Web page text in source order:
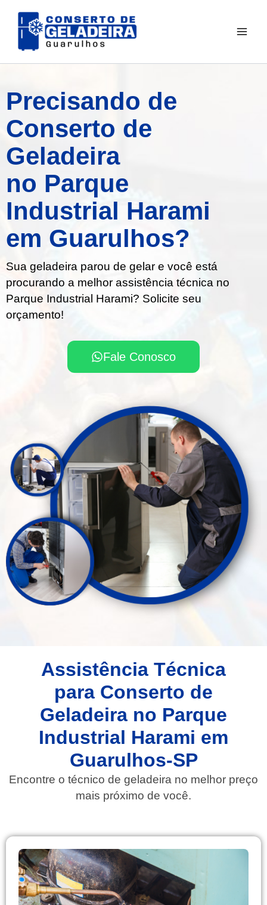
para
Precisando de
Conserto de
Geladeira
no Parque
Industrial Harami
em Guarulhos?
Sua geladeira parou de gelar e você está
procurando a melhor assistência técnica no
Parque Industrial Harami? Solicite seu
orçamento!
Fale Conosco
Assistência Técnica
para Conserto de
Geladeira no Parque
Industrial Harami em
Guarulhos-SP
Encontre o técnico de geladeira no melhor preço
mais próximo de você.